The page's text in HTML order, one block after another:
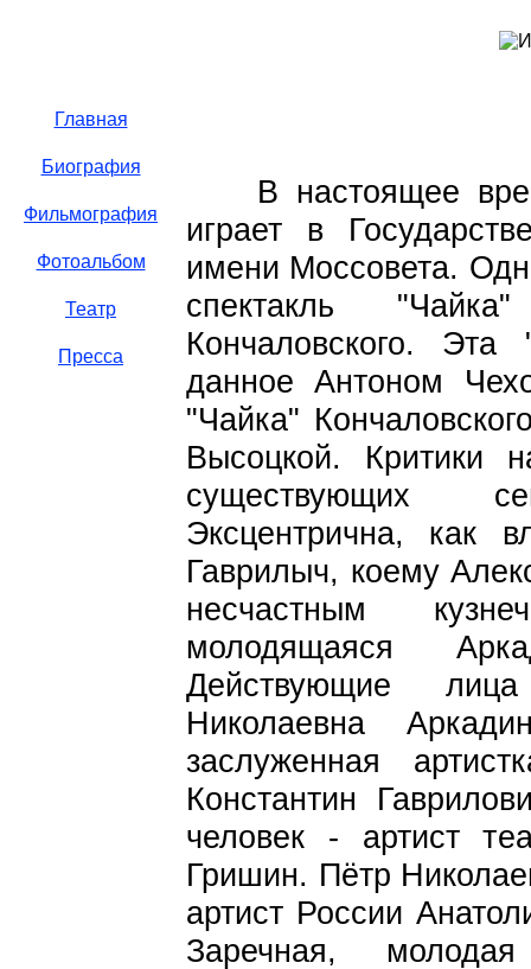
Главная
Биография
Фильмография
Фотоальбом
Театр
Пресса
В настоящее
играет в
имени Моссовета.
спектакль
Кончаловского. Эта
данное Антоном
"Чайка"
Высоцкой. Критики
существующих
Эксцентрична, как
Гаврилыч, коему
несчастным
молодящаяся
Действующие
Николаевна
заслуженная
Константин
человек - артист
Гришин. Пётр
артист России
Заречная,